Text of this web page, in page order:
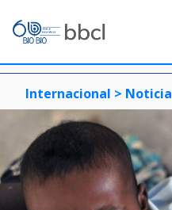
Internacional > Noticia